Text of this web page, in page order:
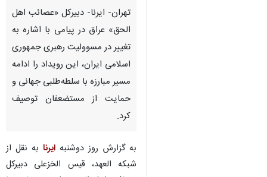
تهران- ایرنا- دبیرکل «عصائب اهل
الحق» عراق در پیامی با اشاره به
تغییر در مسوولیت رهبری جمهوری
اسلامی ایران، این رویداد را ادامه
مسیر مبارزه با سلطه‌طلبی جهانی و
حمایت از مستضعفان توصیف
کرد.
به گزارش روز دوشنبهایرنا به نقل از
شبکه العهد، قیس الخزعلی دبیرکل